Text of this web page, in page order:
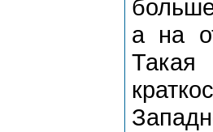
а на
Такая